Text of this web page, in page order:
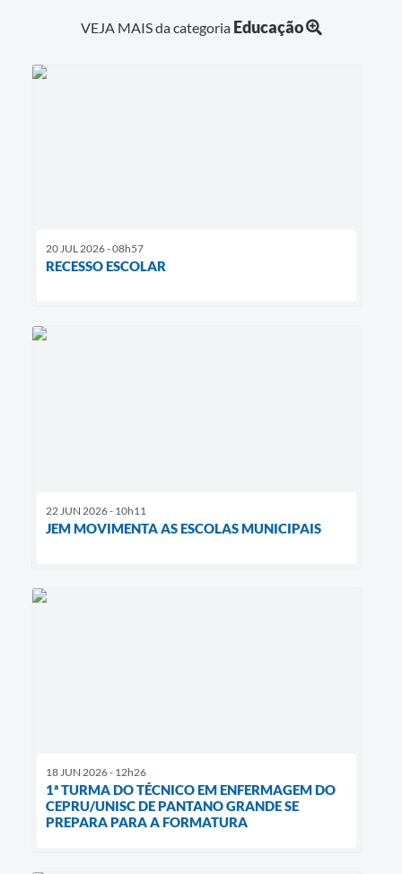
VEJA MAIS da categoria Educação
20 JUL 2026 - 08h57
RECESSO ESCOLAR
22 JUN 2026 - 10h11
JEM MOVIMENTA AS ESCOLAS MUNICIPAIS
18 JUN 2026 - 12h26
1ª TURMA DO TÉCNICO EM ENFERMAGEM DO
CEPRU/UNISC DE PANTANO GRANDE SE
PREPARA PARA A FORMATURA